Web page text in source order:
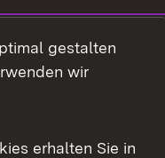
gestalten
wir
erhalten Sie in